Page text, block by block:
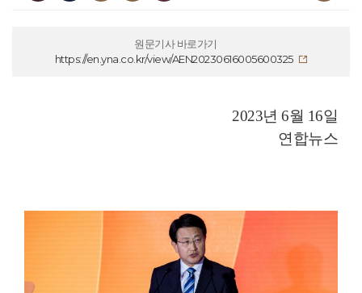
원문기사 바로가기
https://en.yna.co.kr/view/AEN20230616005600325
2023년 6월 16일
연합뉴스